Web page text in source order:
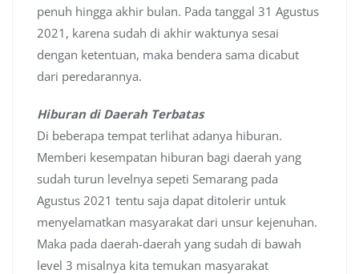
penuh hingga akhir bulan. Pada tanggal 31 Agustus
2021, karena sudah di akhir waktunya sesai
dengan ketentuan, maka bendera sama dicabut
dari peredarannya.
Hiburan di Daerah Terbatas
Di beberapa tempat terlihat adanya hiburan.
Memberi kesempatan hiburan bagi daerah yang
sudah turun levelnya sepeti Semarang pada
Agustus 2021 tentu saja dapat ditolerir untuk
menyelamatkan masyarakat dari unsur kejenuhan.
Maka pada daerah-daerah yang sudah di bawah
level 3 misalnya kita temukan masyarakat